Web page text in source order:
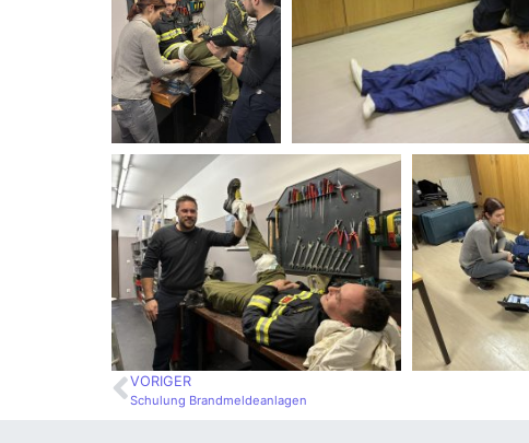
VORIGER
Schulung Brandmeldeanlagen